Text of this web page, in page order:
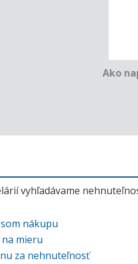
Ako
vyhľadávame
nákupu
mieru
za nehnuteľnosť